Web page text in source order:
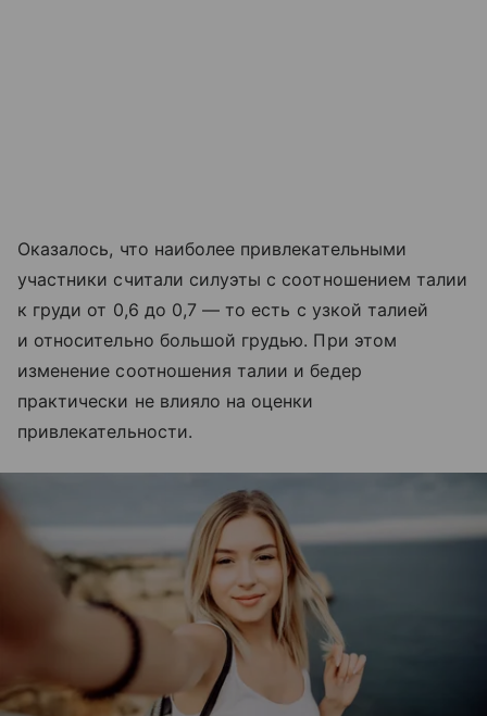
Оказалось, что наиболее привлекательными
участники считали силуэты с соотношением талии
к груди от 0,6 до 0,7 — то есть с узкой талией
и относительно большой грудью. При этом
изменение соотношения талии и бедер
практически не влияло на оценки
привлекательности.